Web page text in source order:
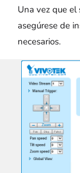
Una vez que el
asegúrese de
necesarios.